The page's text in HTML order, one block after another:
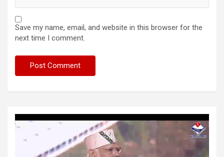
Save my name, email, and website in this browser for the
next time I comment.